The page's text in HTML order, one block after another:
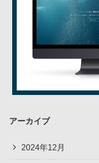
アーカイブ
2024年12月